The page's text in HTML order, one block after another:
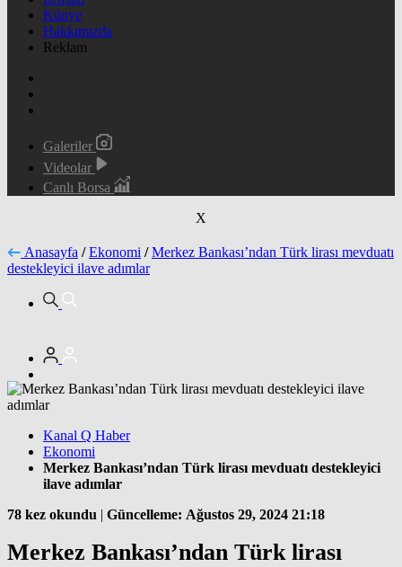
Künye
Hakkımızda
Reklam
Galeriler
Videolar
Canlı Borsa
X
Anasayfa / Ekonomi / Merkez Bankası’ndan Türk lirası mevduatı
destekleyici ilave adımlar
Kanal Q Haber
Ekonomi
Merkez Bankası’ndan Türk lirası mevduatı destekleyici
ilave adımlar
78 kez okundu | Güncelleme: Ağustos 29, 2024 21:18
Merkez Bankası’ndan Türk lirası